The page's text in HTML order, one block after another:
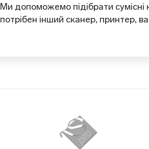
Ми допоможемо підібрати
потрібен інший сканер, принтер,